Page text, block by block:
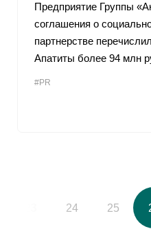
Предприятие Группы
соглашения о
партнерстве
Апатиты более 94 млн
#PR
24 25